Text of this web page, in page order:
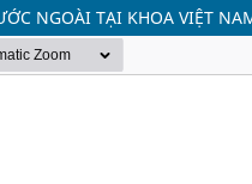
NGOÀI TẠI KHOA VIỆT